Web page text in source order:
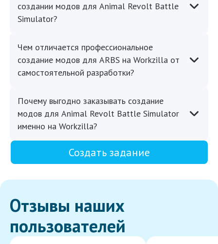
создании модов для Animal Revolt Battle
Simulator?
Чем отличается профессиональное
создание модов для ARBS на Workzilla от
самостоятельной разработки?
Почему выгодно заказывать создание
модов для Animal Revolt Battle Simulator
именно на Workzilla?
Создать задание
Отзывы наших
пользователей